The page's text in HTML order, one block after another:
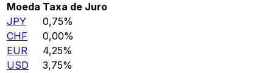
Moeda Taxa de Juro
JPY
0,75%
CHF
0,00%
EUR
4,25%
USD
3,75%